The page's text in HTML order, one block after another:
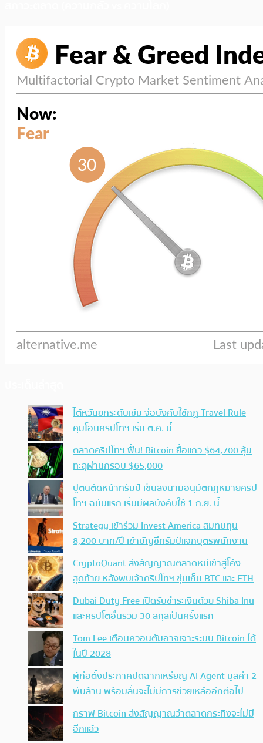
ไต้หวันยกระดับเข้ม จ่อบังคับใช้กฏ Travel Rule
คุมโอนคริปโทฯ เริ่ม ต.ค. นี้
ตลาดคริปโทฯ ฟื้น! Bitcoin ยื้อแถว $64,700 ลุ้น
ทะลุผ่านกรอบ $65,000
ปูตินตัดหน้าทรัมป์ เซ็นลงนามอนุมัติกฎหมายคริป
โทฯ ฉบับแรก เริ่มมีผลบังคับใช้ 1 ก.ย. นี้
Strategy เข้าร่วม Invest America สมทบทุน
8,200 บาท/ปี เข้าบัญชีทรัมป์แจกบุตรพนักงาน
CryptoQuant ส่งสัญญาณตลาดหมีเข้าสู่โค้ง
สุดท้าย หลังพบเจ้าคริปโทฯ ซุ่มเก็บ BTC และ ETH
Dubai Duty Free เปิดรับชำระเงินด้วย Shiba Inu
และคริปโตอื่นรวม 30 สกุลเป็นครั้งแรก
Tom Lee เตือนควอนตัมอาจเจาะระบบ Bitcoin ได้
ในปี 2028
ผู้ก่อตั้งประกาศปิดฉากเหรียญ AI Agent มูลค่า 2
พันล้าน พร้อมลั่นจะไม่มีการช่วยเหลืออีกต่อไป
กราฟ Bitcoin ส่งสัญญาณว่าตลาดกระทิงจะไม่มี
อีกแล้ว